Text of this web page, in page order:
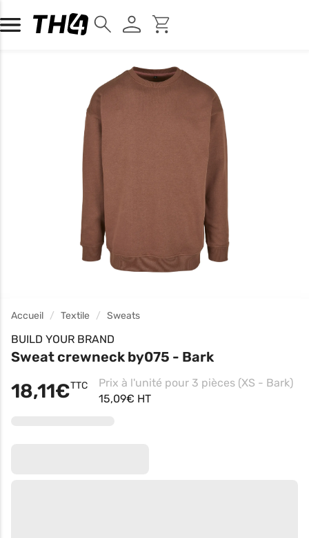
Accueil Textile Sweats
BUILD YOUR BRAND
Sweat crewneck by075 - Bark
18,11€TTC
Prix à l'unité pour 3 pièces (XS - Bark)
15,09€ HT